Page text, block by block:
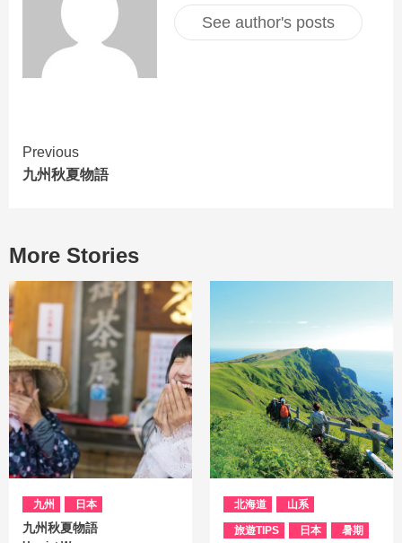
See author's posts
Previous
九州秋夏物語
More Stories
九州 日本
九州秋夏物語
北海道 山系
旅遊TIPS 日本 暑期